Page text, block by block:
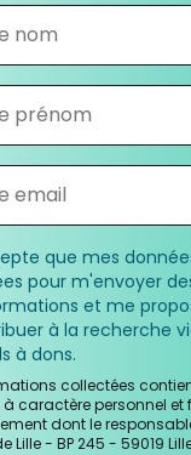
que mes
pour m'envoyer
et me
à la recherche
à dons.
collectées
caractère personnel et
dont le
Lille - BP 245 - 59019